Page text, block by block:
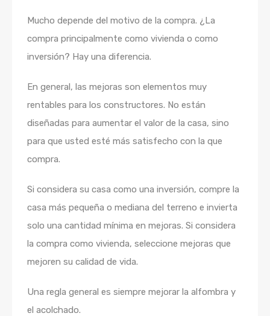
Mucho depende del motivo de la compra. ¿La
compra principalmente como vivienda o como
inversión? Hay una diferencia.
En general, las mejoras son elementos muy
rentables para los constructores. No están
diseñadas para aumentar el valor de la casa, sino
para que usted esté más satisfecho con la que
compra.
Si considera su casa como una inversión, compre la
casa más pequeña o mediana del terreno e invierta
solo una cantidad mínima en mejoras. Si considera
la compra como vivienda, seleccione mejoras que
mejoren su calidad de vida.
Una regla general es siempre mejorar la alfombra y
el acolchado.